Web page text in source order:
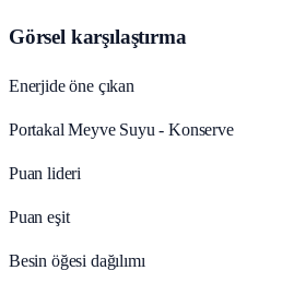
Görsel karşılaştırma
Enerjide öne çıkan
Portakal Meyve Suyu - Konserve
Puan lideri
Puan eşit
Besin öğesi dağılımı